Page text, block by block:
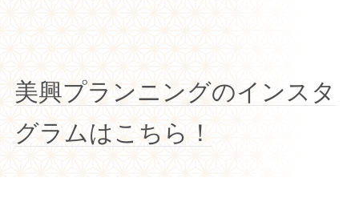
美興プランニングのインスタ
グラムはこちら！